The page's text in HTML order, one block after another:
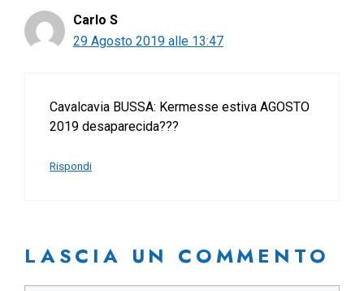
Carlo S
29 Agosto 2019 alle 13:47
Cavalcavia BUSSA: Kermesse estiva AGOSTO
2019 desaparecida???
Rispondi
LASCIA UN COMMENTO